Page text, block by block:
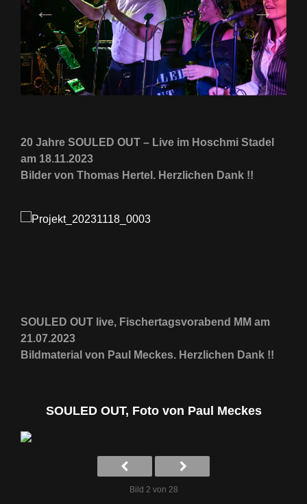
20 Jahre SOULED OUT – Live im Hoschmi Stadel
am 18.11.2023
Bilder von Thomas Hertel. Herzlichen Dank !!
SOULED OUT live, Fischertagsvorabend MM am
21.07.2023
Bildmaterial von Paul Meckes. Herzlichen Dank !!
SOULED OUT, Foto von Paul Meckes
Bild 2 von 28